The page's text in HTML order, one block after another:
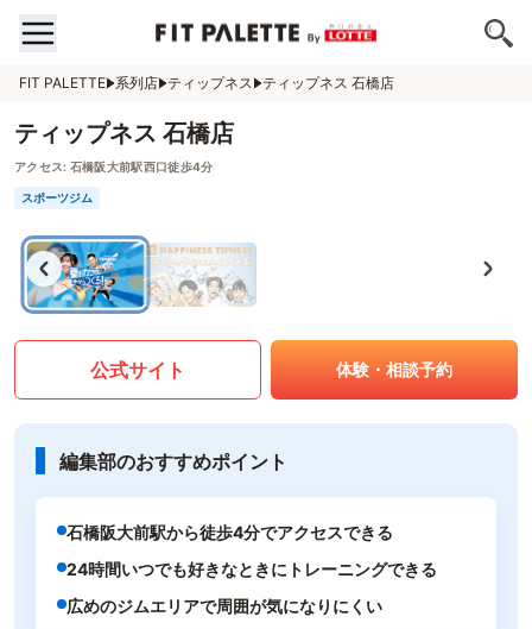
FIT PALETTE 系列店 ティップネス ティップネス 石橋店
ティップネス 石橋店
アクセス: 石橋阪大前駅西口徒歩4分
スポーツジム
公式サイト 体験・相談予約
編集部のおすすめポイント
石橋阪大前駅から徒歩4分でアクセスできる
24時間いつでも好きなときにトレーニングできる
広めのジムエリアで周囲が気になりにくい